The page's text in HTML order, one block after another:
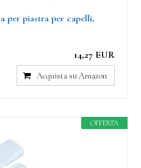
per piastra per capelli,
14,27 EUR
Acquista su Amazon
OFFERTA